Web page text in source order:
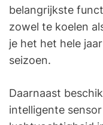
belangrijkste
zowel te koelen
je het het hele
seizoen.
Daarnaast
intelligente